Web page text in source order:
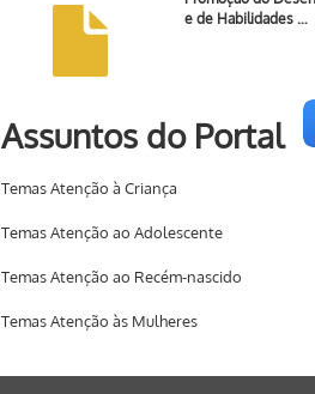
e de Habilidades …
Assuntos do Portal
Temas Atenção à Criança
Temas Atenção ao Adolescente
Temas Atenção ao Recém-nascido
Temas Atenção às Mulheres